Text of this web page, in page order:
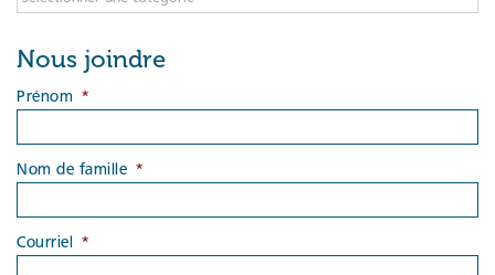
Nous joindre
Prénom *
Nom de famille *
Courriel *